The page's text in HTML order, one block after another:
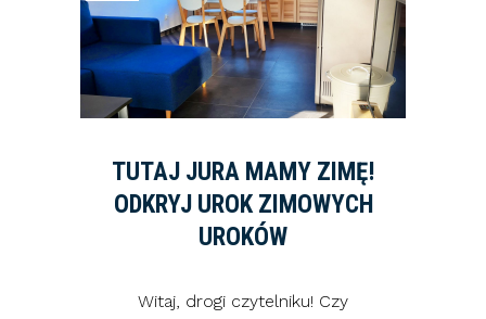
TUTAJ JURA MAMY ZIMĘ!
ODKRYJ UROK ZIMOWYCH
UROKÓW
Witaj, drogi czytelniku! Czy